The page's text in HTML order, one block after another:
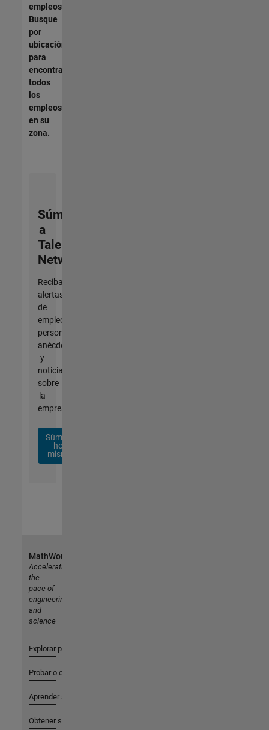
empleos.
Busque
por
ubicación
para
encontrar
todos
los
empleos
en su
zona.
Súmese
a
Talent
Network
Reciba
alertas
de
empleo
personalizadas,
anécdotas
y
noticias
sobre
la
empresa.
Súmese
hoy
mismo
MathWorks
Accelerating
the
pace of
engineering
and
science
Explorar productos
Probar o comprar
Aprender a utilizar
Obtener soporte